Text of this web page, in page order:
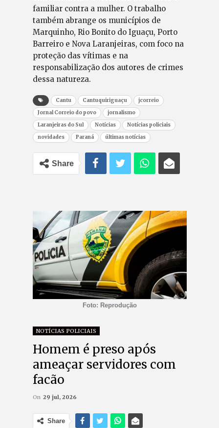
familiar contra a mulher. O trabalho
também abrange os municípios de
Marquinho, Rio Bonito do Iguaçu, Porto
Barreiro e Nova Laranjeiras, com foco na
proteção das vítimas e na
responsabilização dos autores de crimes
dessa natureza.
Cantu Cantuquiriguaçu
jcorreio
Jornal Correio do povo
jornalismo
Laranjeiras do Sul
Notícias
Notícias policiais
novidades
Paraná últimas notícias
Share
Foto: Reprodução
NOTÍCIAS POLICIAIS
Homem é preso após
ameaçar servidores com
facão
On 29 jul, 2026
Share